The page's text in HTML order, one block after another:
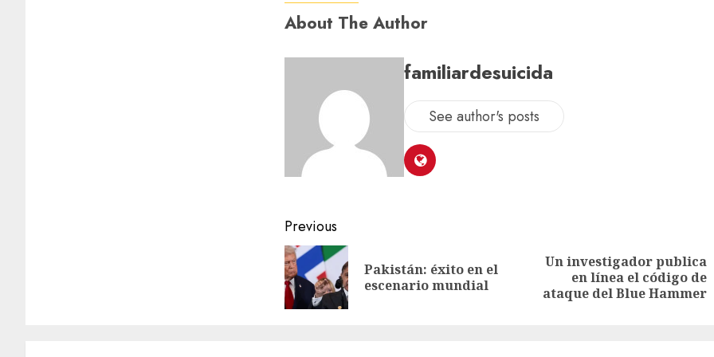
About The Author
familiardesuicida
See author's posts
Previous
Pakistán: éxito en el
escenario mundial
Un investigador publica
en línea el código de
ataque del Blue Hammer